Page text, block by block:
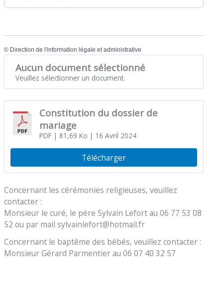
© Direction de l'information légale et administrative
Aucun document sélectionné
Veuillez sélectionner un document.
Constitution du dossier de
mariage
PDF| 81,69 Ko | 16 Avril 2024
Télécharger
Concernant les cérémonies religieuses, veuillez
contacter :
Monsieur le curé, le père Sylvain Lefort au 06 77 53 08
52 ou par mail sylvainlefort@hotmail.fr
Concernant le baptême des bébés, veuillez contacter :
Monsieur Gérard Parmentier au 06 07 40 32 57